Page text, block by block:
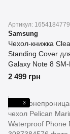
Артикул: 1654184779
Samsung
Чехол-книжка
Standing Cover
Galaxy Note 8
2 499 грн
3